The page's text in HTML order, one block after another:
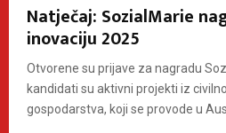
Natječaj: SozialMarie
inovaciju 2025
Otvorene su prijave za nagradu
kandidati su aktivni projekti iz
gospodarstva, koji se provode u